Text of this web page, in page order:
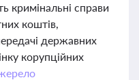
кримінальні справи
коштів,
державних
корупційних